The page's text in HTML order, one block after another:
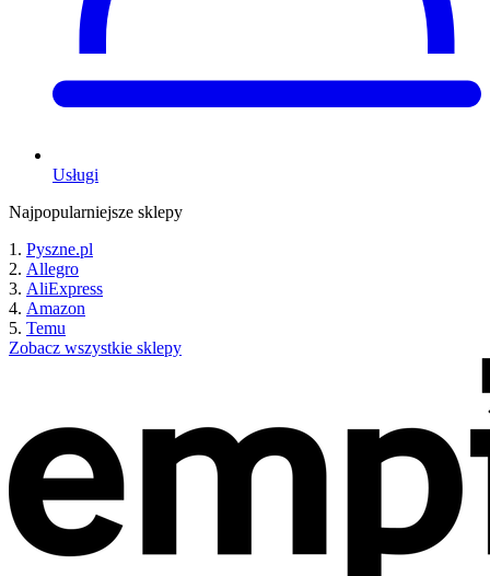
Usługi
Najpopularniejsze sklepy
Pyszne.pl
Allegro
AliExpress
Amazon
Temu
Zobacz wszystkie sklepy